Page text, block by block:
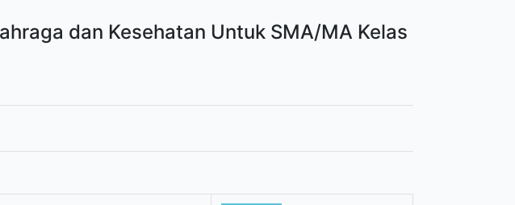
dan Kesehatan Untuk SMA/MA Kelas